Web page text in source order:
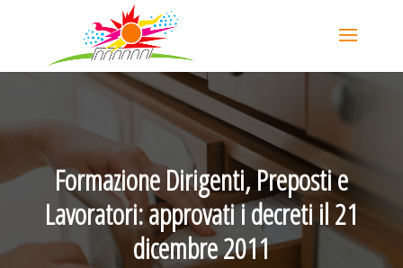
Formazione Dirigenti, Preposti e
Lavoratori: approvati i decreti il 21
dicembre 2011